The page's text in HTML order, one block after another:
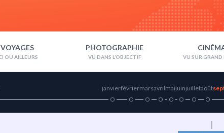
VOYAGES PHOTOGRAPHIE
janvierfévriermarsavrilmaijuinjuilletaoût